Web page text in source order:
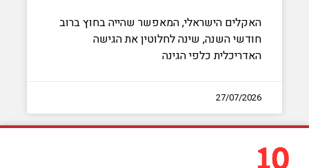
האקלים הישראלי, המאפשר שהייה בחוץ ברוב
חודשי השנה, שינה לחלוטין את הגישה
האדריכלית כלפי הגינה
27/07/2026